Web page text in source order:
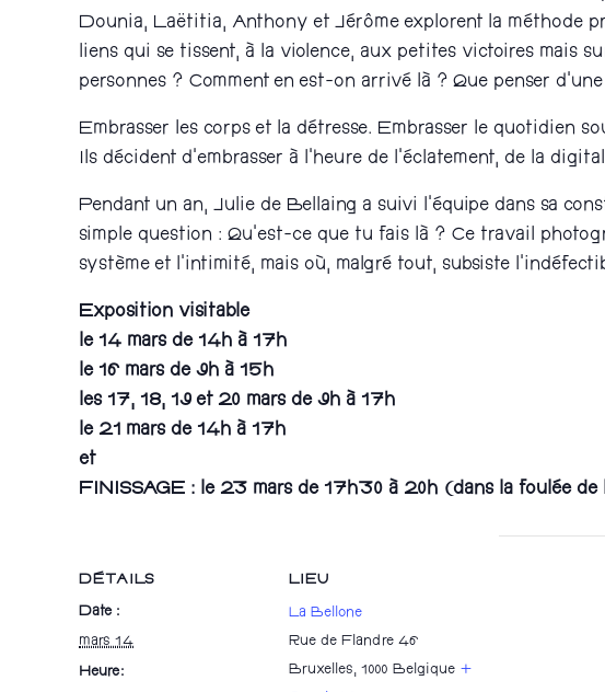
Dounia, Laëtitia, Anthony et Jérôme explorent la méthode
liens qui se tissent, à la violence, aux petites victoires
personnes ? Comment en est-on arrivé là ? Que penser
Embrasser les corps et la détresse. Embrasser le quotidien
Ils décident d’embrasser à l’heure de l’éclatement, de la
Pendant un an, Julie de Bellaing a suivi l’équipe dans sa
simple question : Qu’est-ce que tu fais là ? Ce travail
système et l’intimité, mais où, malgré tout, subsiste
Exposition visitable
le 14 mars de 14h à 17h
le 16 mars de 9h à 15h
les 17, 18, 19 et 20 mars de 9h à 17h
le 21 mars de 14h à 17h
et
FINISSAGE : le 23 mars de 17h30 à 20h (dans la foulée de
DÉTAILS
Date :
mars 14
Heure :
LIEU
La Bellone
Rue de Flandre 46
Bruxelles , 1000 Belgique +